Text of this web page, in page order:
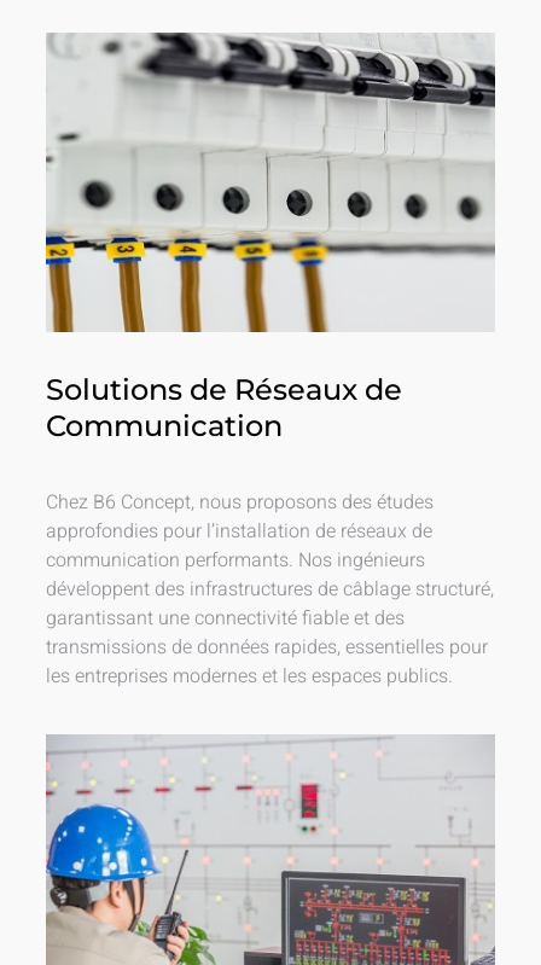
Solutions de Réseaux de
Communication
Chez B6 Concept, nous proposons des études
approfondies pour l’installation de réseaux de
communication performants. Nos ingénieurs
développent des infrastructures de câblage structuré,
garantissant une connectivité fiable et des
transmissions de données rapides, essentielles pour
les entreprises modernes et les espaces publics.